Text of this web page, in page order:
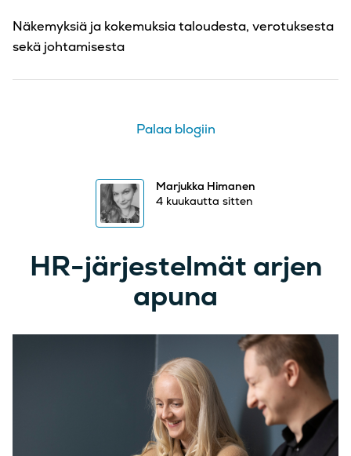
Näkemyksiä ja kokemuksia taloudesta, verotuksesta
sekä johtamisesta
Palaa blogiin
Marjukka Himanen
4 kuukautta sitten
HR-järjestelmät arjen
apuna